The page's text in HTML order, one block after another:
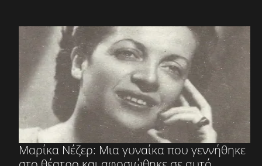
Μαρίκα Νέζερ: Μια γυναίκα που γεννήθηκε